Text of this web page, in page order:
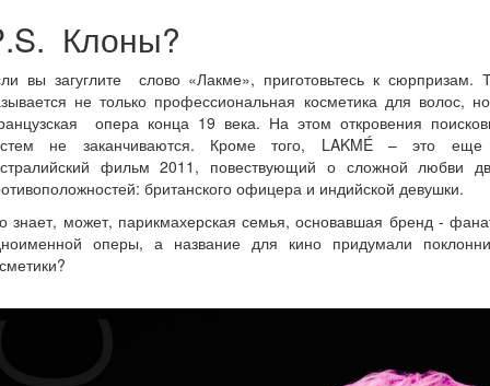
.S. Клоны?
вы загуглите слово «Лакме», приготовьтесь к сюрпризам.
не только профессиональная косметика для волос,
опера конца 19 века. На этом откровения
не заканчиваются. Кроме того, LAKMÉ – это
фильм 2011, повествующий о сложной любви
британского офицера и индийской девушки.
знает, может, парикмахерская семья, основавшая бренд -
оперы, а название для кино придумали